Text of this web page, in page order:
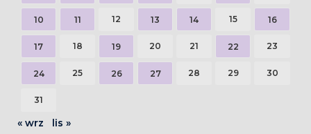
10 11 12 13 14 15 16
17 18 19 20 21 22 23
24 25 26 27 28 29 30
31
« wrz lis »